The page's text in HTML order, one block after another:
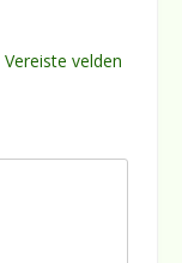
Vereiste velden